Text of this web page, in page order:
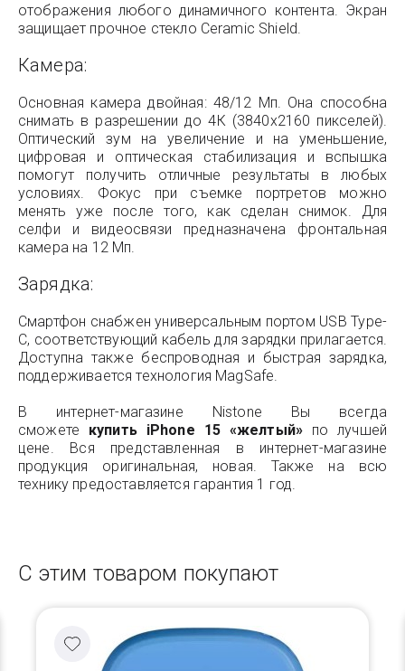
отображения любого динамичного контента. Экран
защищает прочное стекло Ceramic Shield.
Камера:
Основная камера двойная: 48/12 Мп. Она способна
снимать в разрешении до 4К (3840x2160 пикселей).
Оптический зум на увеличение и на уменьшение,
цифровая и оптическая стабилизация и вспышка
помогут получить отличные результаты в любых
условиях. Фокус при съемке портретов можно
менять уже после того, как сделан снимок. Для
селфи и видеосвязи предназначена фронтальная
камера на 12 Мп.
Зарядка:
Смартфон снабжен универсальным портом USB Type-
C, соответствующий кабель для зарядки прилагается.
Доступна также беспроводная и быстрая зарядка,
поддерживается технология MagSafe.
В интернет-магазине Nistone Вы всегда
сможете купить iPhone 15 «желтый» по лучшей
цене. Вся представленная в интернет-магазине
продукция оригинальная, новая. Также на всю
технику предоставляется гарантия 1 год.
С этим товаром покупают